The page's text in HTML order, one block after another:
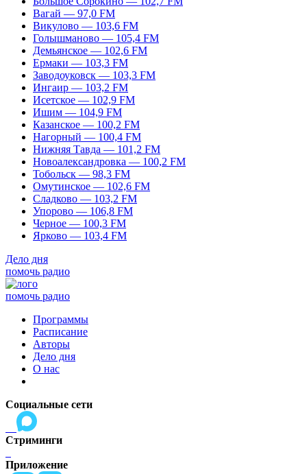
Вагай — 97,0 FM
Викулово — 103,6 FM
Голышманово — 105,4 FM
Демьянское — 102,6 FM
Ермаки — 103,3 FM
Заводоуковск — 103,3 FM
Ингаир — 103,2 FM
Исетское — 102,9 FM
Ишим — 104,9 FM
Казанское — 100,2 FM
Нагорный — 100,4 FM
Нижняя Тавда — 101,2 FM
Новоалександровка — 100,2 FM
Тобольск — 98,3 FM
Омутинское — 102,6 FM
Сладково — 103,2 FM
Упорово — 106,8 FM
Черное — 100,3 FM
Ярково — 103,4 FM
Дело дня
помочь радио
помочь радио
Программы
Расписание
Авторы
Дело дня
О нас
Социальные сети
Стриминги
Приложение